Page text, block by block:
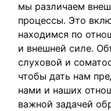
мы различаем
процессы. Это
находимся по
и внешней силе.
слуховой и
чтобы дать нам
нами и наших
важной задачей